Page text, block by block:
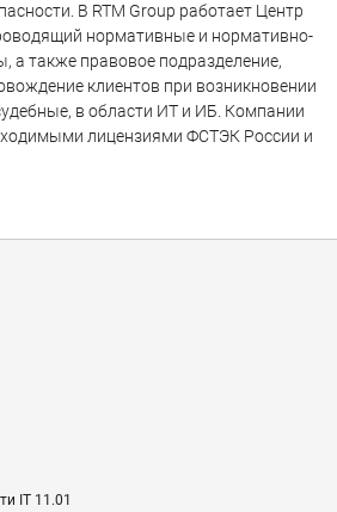
В RTM Group работает Центр
нормативные и нормативно-
а также правовое подразделение,
клиентов при возникновении
в области ИТ и ИБ. Компании
лицензиями ФСТЭК России и
IT 11.01